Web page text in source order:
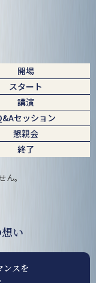
開場
スタート
講演
セッション
懇親会
終了
。
い
ンスを